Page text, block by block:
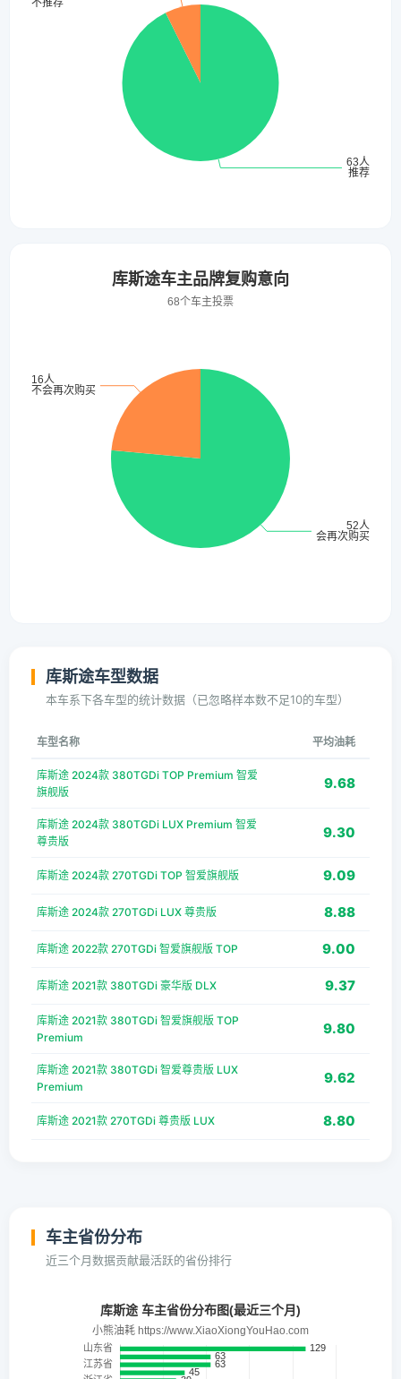
库斯途车型数据
本车系下各车型的统计数据（已忽略样本数不足10的车型）
车型名称 平均油耗
库斯途 2024款 380TGDi TOP Premium 智爱
旗舰版
9.68
库斯途 2024款 380TGDi LUX Premium 智爱
尊贵版
9.30
库斯途 2024款 270TGDi TOP 智爱旗舰版 9.09
库斯途 2024款 270TGDi LUX 尊贵版 8.88
库斯途 2022款 270TGDi 智爱旗舰版 TOP 9.00
库斯途 2021款 380TGDi 豪华版 DLX 9.37
库斯途 2021款 380TGDi 智爱旗舰版 TOP
Premium
9.80
库斯途 2021款 380TGDi 智爱尊贵版 LUX
Premium
9.62
库斯途 2021款 270TGDi 尊贵版 LUX 8.80
车主省份分布
近三个月数据贡献最活跃的省份排行